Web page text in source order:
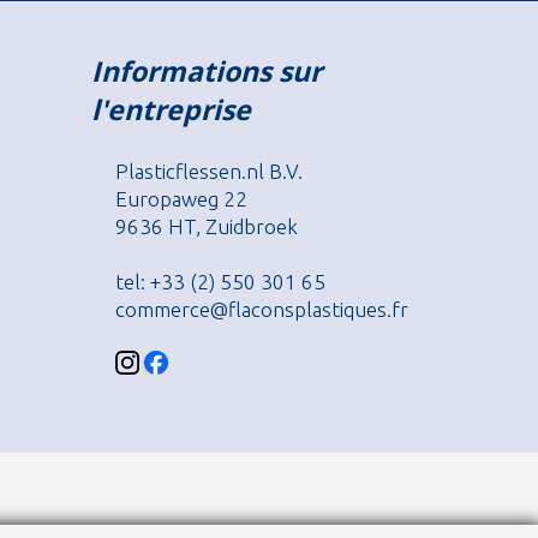
Informations sur
l'entreprise
Plasticflessen.nl B.V.
Europaweg 22
9636 HT, Zuidbroek
tel: +33 (2) 550 301 65
commerce@flaconsplastiques.fr